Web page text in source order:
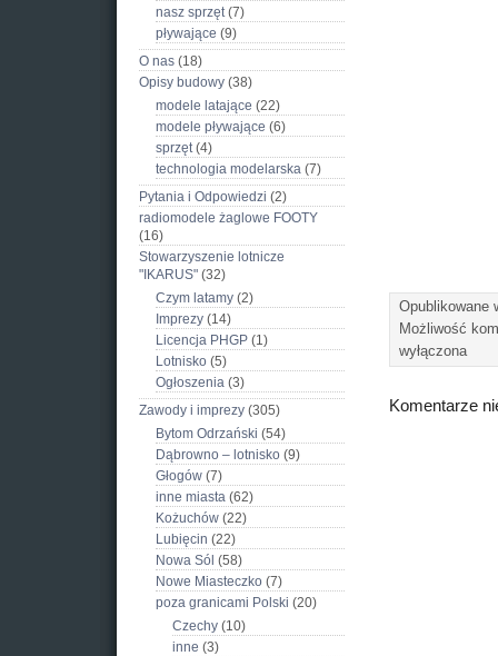
nasz sprzęt(7)
pływające (9)
O nas (18)
Opisy budowy (38)
modele latające (22)
modele pływające (6)
sprzęt(4)
technologia modelarska (7)
Pytania i Odpowiedzi (2)
radiomodele żaglowe FOOTY
(16)
Stowarzyszenie lotnicze
"IKARUS" (32)
Czym latamy (2)
Imprezy (14)
Licencja PHGP (1)
Lotnisko (5)
Ogłoszenia (3)
Zawody i imprezy (305)
Bytom Odrzański (54)
Dąbrowno – lotnisko (9)
Głogów (7)
inne miasta (62)
Kożuchów (22)
Lubięcin (22)
Nowa Sól (58)
Nowe Miasteczko (7)
poza granicami Polski (20)
Czechy (10)
inne (3)
Opublikowane
Możliwość
wyłączona
Komentarze